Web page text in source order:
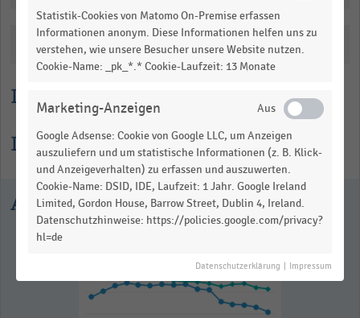
Lesehilfe
Informationen zur Statistik
Katalogisierung
Ausgewählte Statistiken
Statistik-Cookies von Matomo On-Premise erfassen
Informationen anonym. Diese Informationen helfen uns zu
verstehen, wie unsere Besucher unsere Website nutzen.
Cookie-Name: _pk_*.* Cookie-Laufzeit: 13 Monate
Marketing-Anzeigen
Google Adsense: Cookie von Google LLC, um Anzeigen
auszuliefern und um statistische Informationen (z. B. Klick-
und Anzeigeverhalten) zu erfassen und auszuwerten.
Cookie-Name: DSID, IDE, Laufzeit: 1 Jahr. Google Ireland
Limited, Gordon House, Barrow Street, Dublin 4, Ireland.
Datenschutzhinweise: https://policies.google.com/privacy?
hl=de
Datenschutzerklärung Impressum